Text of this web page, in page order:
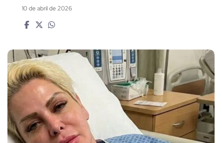
10 de abril de 2026